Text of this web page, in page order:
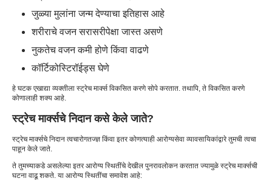
जुळ्या मुलांना जन्म देण्याचा इतिहास आहे
शरीराचे वजन सरासरीपेक्षा जास्त असणे
नुकतेच वजन कमी होणे किंवा वाढणे
कॉर्टिकोस्टिरॉईड्स घेणे
हे घटक एखाद्या व्यक्तीला स्ट्रेच मार्क्स विकसित करणे सोपे करतात. तथापि, ते विकसित करणे
कोणालाही शक्य आहे.
स्ट्रेच मार्क्सचे निदान कसे केले जाते?
स्ट्रेच मार्क्सचे निदान त्वचारोगतज्ज्ञ किंवा इतर कोणत्याही आरोग्यसेवा व्यावसायिकांद्वारे तुमची त्वचा
पाहून केले जाते.
ते तुमच्याकडे असलेल्या इतर आरोग्य स्थितींचे देखील पुनरावलोकन करतात ज्यामुळे स्ट्रेच मार्क्सची
घटना वाढू शकते. या आरोग्य स्थितींचा समावेश आहे: